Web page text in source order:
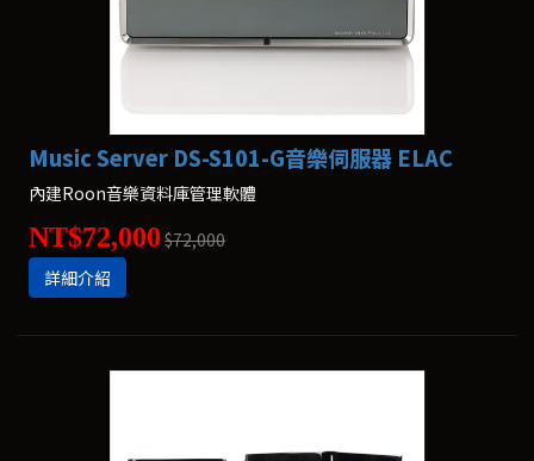
Music Server DS-S101-G音樂伺服器 ELAC
內建Roon音樂資料庫管理軟體
NT$72,000 $72,000
詳細介紹